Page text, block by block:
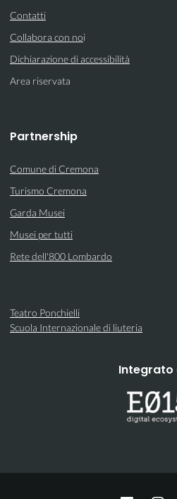
Contatti
Collabora con noi
Dichiarazione di accessibilità
Area riservata
Partnership
Comune di Cremona
Turismo Cremona
Garda Musei
Musei per tutti
Rete dell'800 Lombardo
Teatro Ponchielli
Scuola Internazionale di liuteria
Integrato